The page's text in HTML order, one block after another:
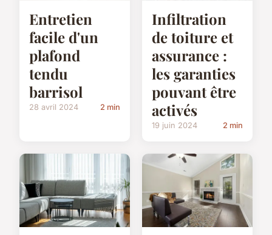
Entretien
facile d'un
plafond
tendu
barrisol
28 avril 2024 2 min
Infiltration
de toiture et
assurance :
les garanties
pouvant être
activés
19 juin 2024 2 min